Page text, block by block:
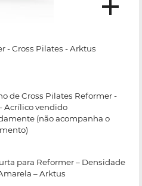
- Cross Pilates - Arktus
de Cross Pilates Reformer -
Acrílico vendido
(não acompanha o
para Reformer – Densidade
– Arktus